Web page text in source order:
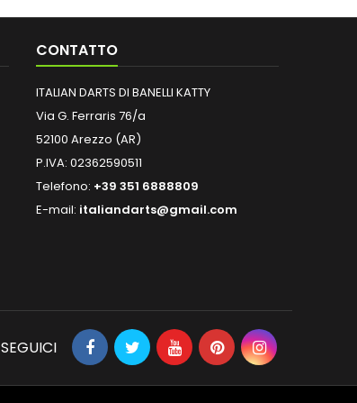
CONTATTO
ITALIAN DARTS DI BANELLI KATTY
Via G. Ferraris 76/a
52100 Arezzo (AR)
P.IVA: 02362590511
Telefono: +39 351 6888809
E-mail: italiandarts@gmail.com
SEGUICI